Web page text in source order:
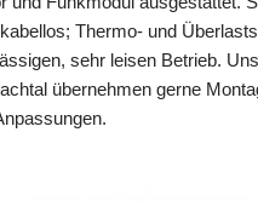
Thermo- und
sehr leisen Betrieb.
übernehmen gerne